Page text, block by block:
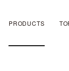
PRODUCTS